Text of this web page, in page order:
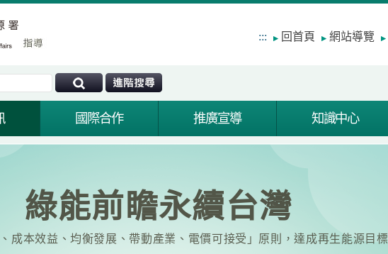
::: 回首頁 網站導覽
國際合作 推廣宣導 知識中心
綠能前瞻永續台灣
成本效益、均衡發展、帶動產業、電價可接受」原則，達成再生能源目標